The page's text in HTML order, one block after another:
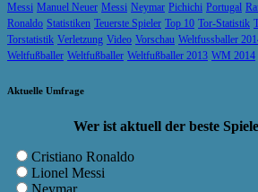
Messi Manuel Neuer Messi Neymar Pichichi Portugal
Ronaldo Statistiken Teuerste Spieler Top 10 Tor-Statistik
Torstatistik Verletzung Video Vorschau Weltfussballer
Weltfußballer Weltfußballer Weltfußballer 2013 WM 2014
Aktuelle Umfrage
Wer ist aktuell der beste
Cristiano Ronaldo
Lionel Messi